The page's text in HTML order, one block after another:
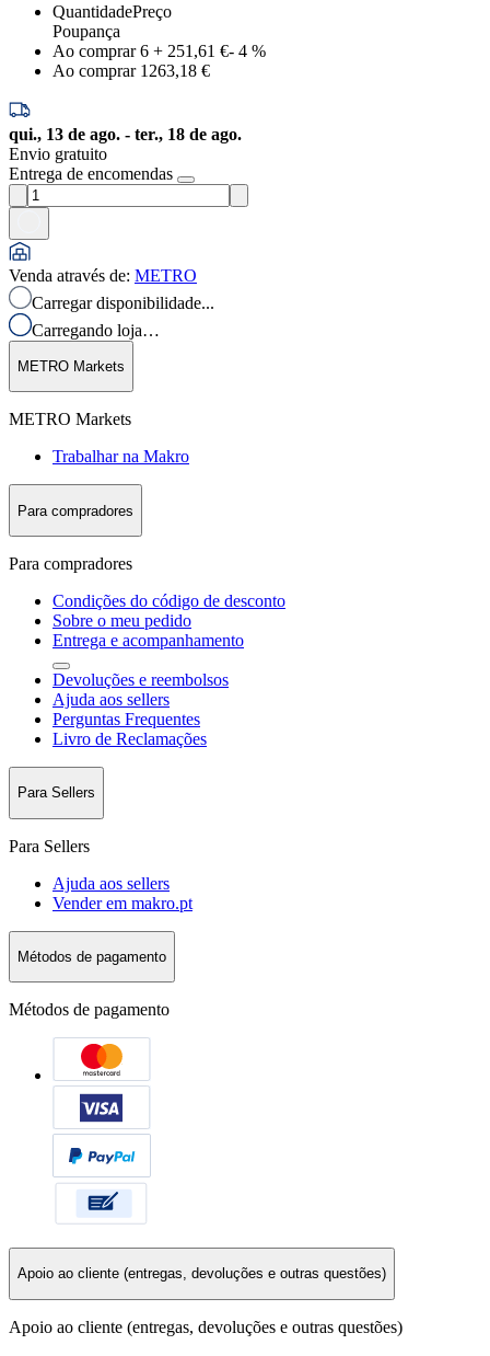
QuantidadePreço
Poupança
Ao comprar 6 + 251,61 €- 4 %
Ao comprar 1 263,18 €
qui., 13 de ago. - ter., 18 de ago.
Envio gratuito
Entrega de encomendas
Venda através de: METRO
Carregar disponibilidade...
Carregando loja…
METRO Markets
METRO Markets
Trabalhar na Makro
Para compradores
Para compradores
Condições do código de desconto
Sobre o meu pedido
Entrega e acompanhamento
Devoluções e reembolsos
Ajuda aos sellers
Perguntas Frequentes
Livro de Reclamações
Para Sellers
Para Sellers
Ajuda aos sellers
Vender em makro.pt
Métodos de pagamento
Métodos de pagamento
Apoio ao cliente (entregas, devoluções e outras questões)
Apoio ao cliente (entregas, devoluções e outras questões)